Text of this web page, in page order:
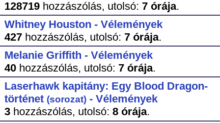
128719hozzászólás, utolsó: 7 órája.
Whitney Houston - Vélemények
427hozzászólás, utolsó: 7 órája.
Melanie Griffith - Vélemények
40hozzászólás, utolsó: 7 órája.
Laserhawk kapitány: Egy Blood Dragon-
történet (sorozat)- Vélemények
3hozzászólás, utolsó: 8 órája.